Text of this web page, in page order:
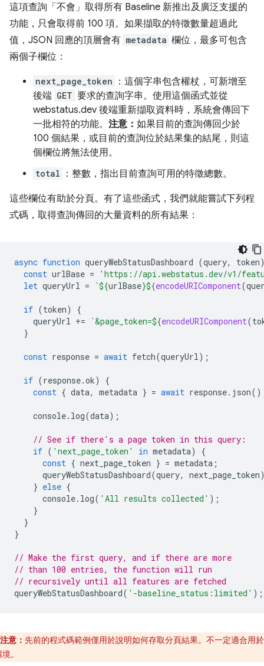
這項查詢「不會」 取得所有 Baseline 新推出及廣泛支援的
功能，只會取得前 100 項。如果擷取的特徵數量超過此
值，JSON 回應的頂層會有 metadata 欄位，最多可包含
兩個子欄位：
next_page_token
：這個字串包含權杖，可新增至
後端 GET 要求的查詢字串。使用這個函式並從
webstatus.dev 後端重新擷取資料時，系統會傳回下
一批相符的功能。 注意： 如果目前的查詢傳回少於
100 個結果，或目前的查詢位於結果集的結尾，則這
個欄位將無法使用。
total ：整數，指出目前查詢可用的特徵總數。
這些欄位有助於分頁。有了這些函式，我們就能嘗試下列程
式碼，取得查詢傳回的大量資料的所有結果：
async function queryWebStatusDashboard (query, token
const urlBase =
'https://api.webstatus.dev/v1/
let queryUrl = `${urlBase}${encodeURIComponent(
if (token)
{
queryUrl += `&page_token=${encodeURIComponent(
}
const response = await fetch(queryUrl);
if (response.ok)
{
const { data, metadata } = await response. json
console. log(data);
// See if there's a page token in this query:
if ( 'next_page_token' in metadata)
{
const { next_page_token } = metadata ;
queryWebStatusDashboard(query, next_page_token
} else {
console. log( 'All results collected' );
}
}
}
// Make the first query, and if there are more
// than 100 entries, the function will run
// recursively until all features are fetched
queryWebStatusDashboard( '-baseline_status:limited' );
注意： 先前的程式碼範例僅用於說明如何存取分頁結果。不一定適合用
。